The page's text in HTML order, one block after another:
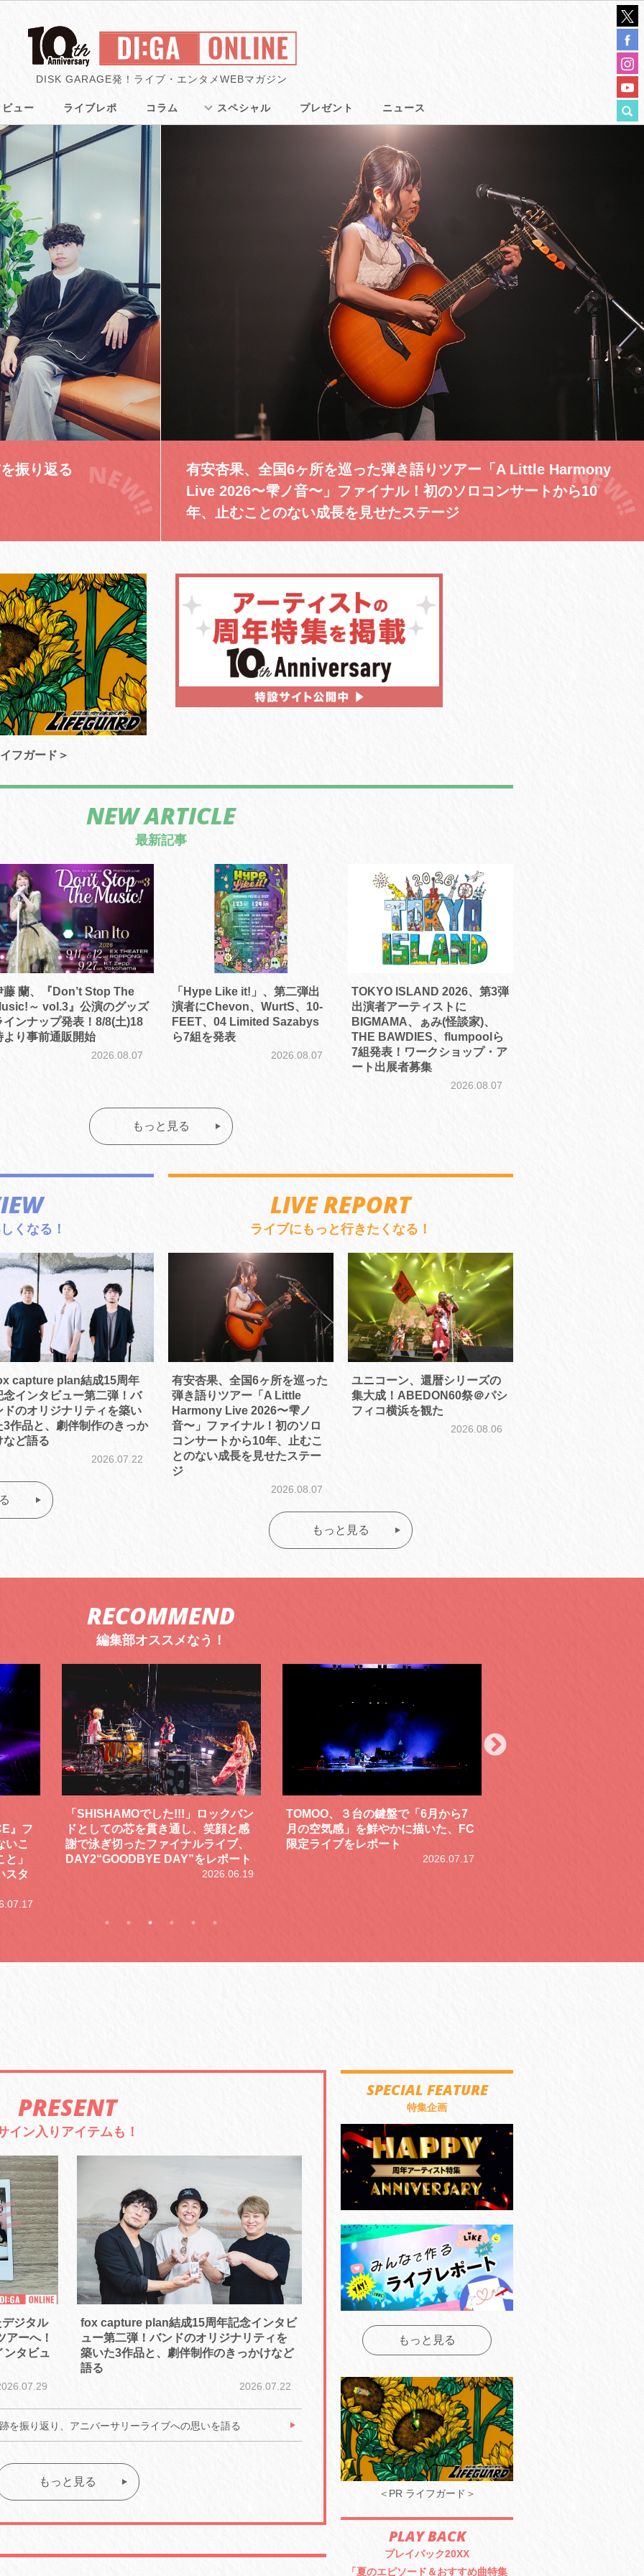
DISK GARAGE発！ライブ・エンタメWEBマガジン
ュー ライブレポ コラム スペシャル プレゼント ニュース
振り返る
有安杏果、全国6ヶ所を巡った弾き語りツアー「A Little Harmony
Live 2026〜雫ノ音〜」ファイナル！初のソロコンサートから10
年、止むことのない成長を見せたステージ
フガード＞
NEW ARTICLE
最新記事
藤 蘭、『Don’t Stop The
～ vol.3』公演のグッズ
インナップ発表！8/8(土)18
より事前通販開始
2026.08.07
「Hype Like it!」、第二弾出
演者にChevon、WurtS、10-
FEET、04 Limited Sazabys
ら7組を発表
2026.08.07
TOKYO ISLAND 2026、第3弾
出演者アーティストに
BIGMAMA、ぁみ(怪談家)、
THE BAWDIES、flumpoolら
7組発表！ワークショップ・ア
ート出展者募集
2026.08.07
もっと見る
くなる！
capture plan結成15周年
念インタビュー第二弾！バ
ドのオリジナリティを築い
3作品と、劇伴制作のきっか
など語る
2026.07.22
LIVE REPORT
ライブにもっと行きたくなる！
有安杏果、全国6ヶ所を巡った
弾き語りツアー「A Little
Harmony Live 2026〜雫ノ
音〜」ファイナル！初のソロ
コンサートから10年、止むこ
とのない成長を見せたステー
ジ
2026.08.07
ユニコーン、還暦シリーズの
集大成！ABEDON60祭＠パシ
フィコ横浜を観た
2026.08.06
もっと見る
RECOMMEND
編集部オススメなう！
と感
ブ、
ート
TOMOO、３台の鍵盤で「6月から7
月の空気感」を鮮やかに描いた、FC
限定ライブをレポート
2026.07.17
筋肉少女帯、恒例の周年記念ライブ
「#筋少の日」。今年は“「幻と想」5
LIVE”のFINALとして開催。天井知
らずのステージに万雷の拍手。秋ツ
PRESENT
イン入りアイテムも！
ジタル
ーへ！
ンタビュ
fox capture plan結成15周年記念インタビ
ュー第二弾！バンドのオリジナリティを
築いた3作品と、劇伴制作のきっかけなど
語る
2026.07.22
を振り返り、アニバーサリーライブへの思いを語る
もっと見る
SPECIAL FEATURE
特集企画
もっと見る
＜PR ライフガード＞
PLAY BACK
プレイバック20XX
「夏のエピソード＆おすすめ曲特集